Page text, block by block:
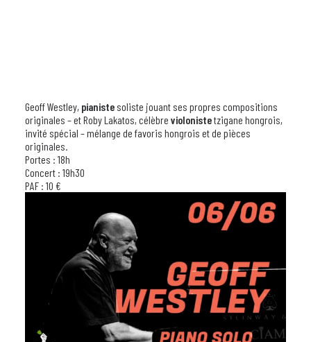
Geoff Westley, pianiste soliste jouant ses propres compositions
originales – et Roby Lakatos, célèbre violonistetzigane hongrois,
invité spécial – mélange de favoris hongrois et de pièces
originales.
Portes : 18h
Concert : 19h30
PAF : 10 €